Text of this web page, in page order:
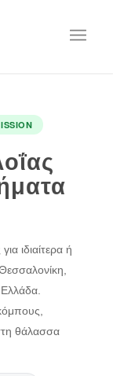
ιδιαίτερα ή
θάλασσα